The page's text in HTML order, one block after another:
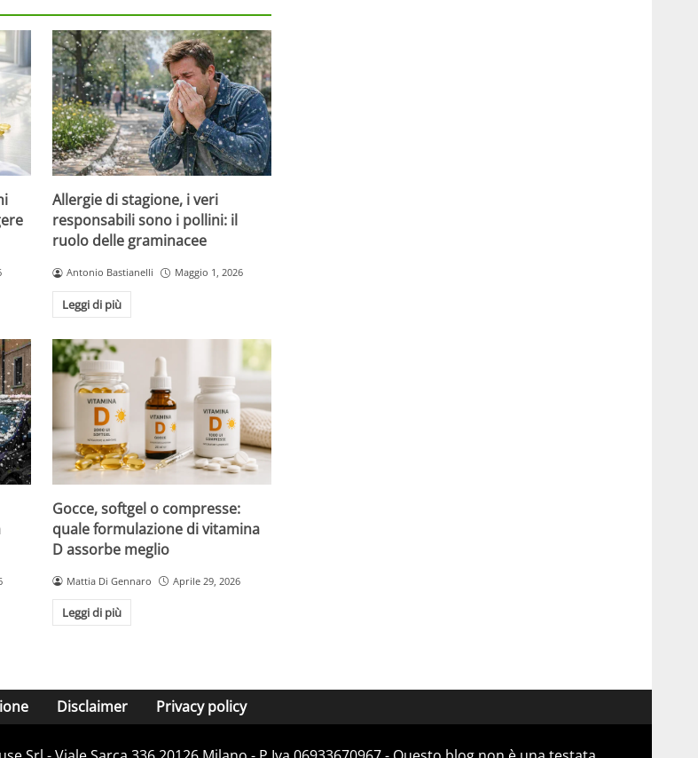
Allergie di stagione, i veri
responsabili sono i pollini: il
ruolo delle graminacee
Antonio Bastianelli Maggio 1, 2026
Leggi di più
Gocce, softgel o compresse:
quale formulazione di vitamina
D assorbe meglio
Mattia Di Gennaro Aprile 29, 2026
Leggi di più
Disclaimer Privacy policy